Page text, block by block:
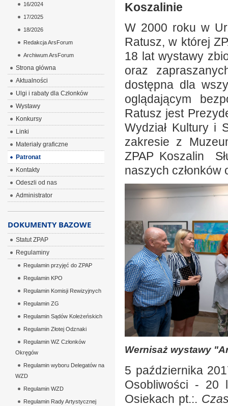
Koszalinie
W 2000 roku w
Ratusz, w której
18 lat wystawy
oraz
dostępna dla
oglądającym
Ratusz jest
Wydział Kultury i
zakresie z
ZPAP Koszalin
naszych
Wernisaż wystawy
5 października
Osobliwości - 20
Osiekach pt.:.
16/2024
17/2025
18/2026
Redakcja ArsForum
Archiwum ArsForum
Strona główna
Aktualności
Ulgi i rabaty dla Członków
Wystawy
Konkursy
Linki
Materiały graficzne
Patronat
Kontakty
Odeszli od nas
Administrator
DOKUMENTY BAZOWE
Statut ZPAP
Regulaminy
Regulamin przyjęć do ZPAP
Regulamin KPO
Regulamin Komisji Rewizyjnych
Regulamin ZG
Regulamin Sądów Koleżeńskich
Regulamin Złotej Odznaki
Regulamin WZ Członków
Okręgów
Regulamin wyboru Delegatów na
WZD
Regulamin WZD
Regulamin Rady Artystycznej